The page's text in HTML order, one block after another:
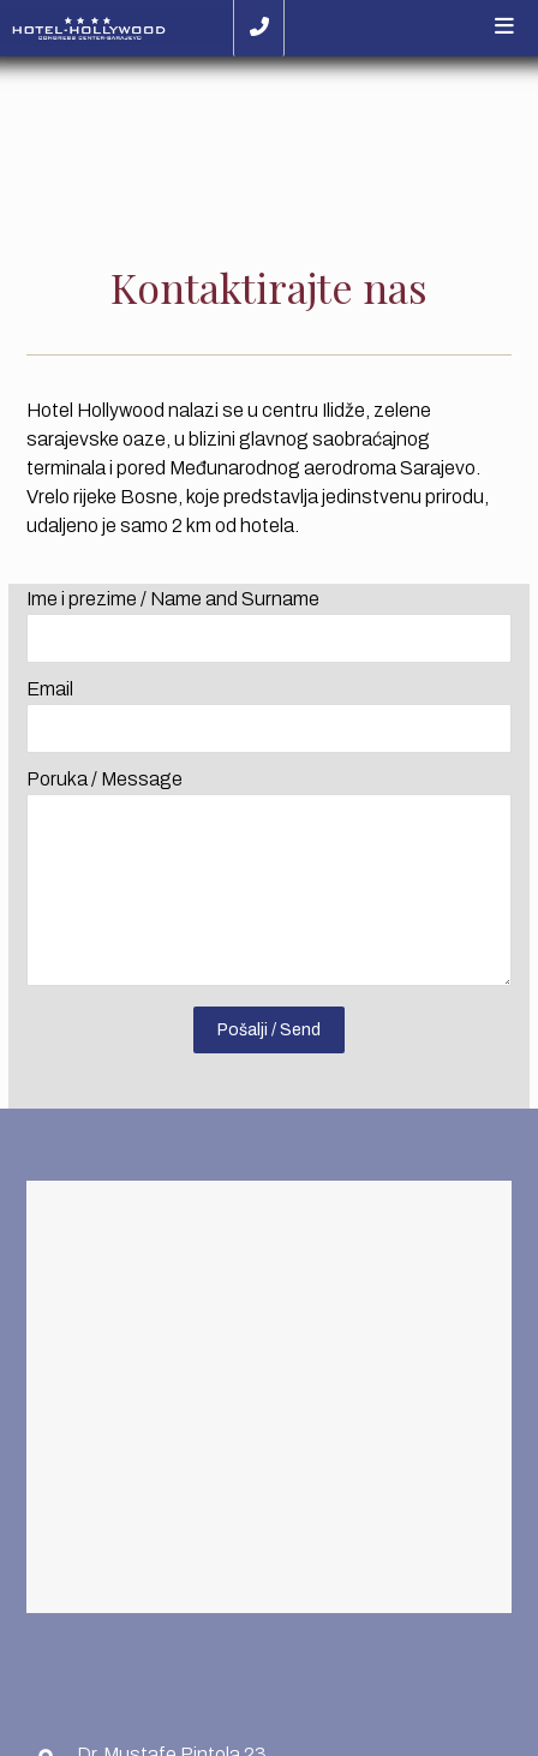
Kontaktirajte nas
Hotel Hollywood nalazi se u centru Ilidže, zelene
sarajevske oaze, u blizini glavnog saobraćajnog
terminala i pored Međunarodnog aerodroma Sarajevo.
Vrelo rijeke Bosne, koje predstavlja jedinstvenu prirodu,
udaljeno je samo 2 km od hotela.
Ime i prezime / Name and Surname
Email
Poruka / Message
Pošalji / Send